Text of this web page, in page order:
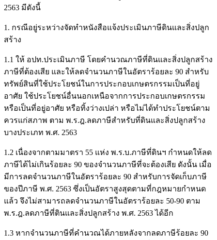
2563 มีดังนี้
1. กรณีอยู่ระหว่างจัดทำหนังสือแจ้งประเมินภาษีดินและสิ่งปลูก
สร้าง
1.1 ให้ อปท.ประเมินภาษี โดยคำนวณภาษีที่ดินและสิ่งปลูกสร้าง
ภาษีที่ต้องเสีย และให้ลดจำนวนภาษีในอัตราร้อยละ 90 สำหรับ
ทรัพย์สินที่ใช้ประโยชน์ในการประกอบเกษตรกรรมเป็นที่อยู่
อาศัย ใช้ประโยชน์อื่นนอกเหนือจากการประกอบเกษตรกรรม
หรือเป็นที่อยู่อาศัย หรือทิ้งว่างเปล่า หรือไม่ได้ทำประโยชน์ตาม
ควรแก่สภาพ ตาม พ.ร.ฎ.ลดภาษีสำหรับที่ดินและสิ่งปลูกสร้าง
บางประเภท พ.ศ. 2563
1.2 เนื่องจากตามมาตรา 55 แห่ง พ.ร.บ.ภาษีที่ดินฯ กำหนดให้ลด
ภาษีได้ไม่เกินร้อยละ 90 ของจำนวนภาษีที่จะต้องเสีย ดังนั้น เมื่อ
มีการลดจำนวนภาษีในอัตราร้อยละ 90 สำหรับการจัดเก็บภาษี
ของปีภาษี พ.ศ. 2563 ซึ่งเป็นอัตราสูงสุดตามที่กฎหมายกำหนด
แล้ว จึงไม่สามารถลดจำนวนภาษีในอัตราร้อยละ 50-90 ตาม
พ.ร.ฎ.ลดภาษีที่ตินและสิ่งปลูกสร้าง พ.ศ. 2563 ได้อีก
1.3 หากจำนวนภาษีที่คำนวณได้ภายหลังจากลดภาษีร้อยละ 90